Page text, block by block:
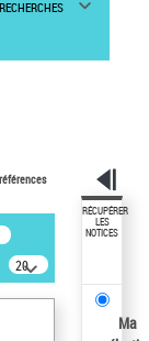
20
résultats/page
RÉCUPÉRER
LES
NOTICES
Ma